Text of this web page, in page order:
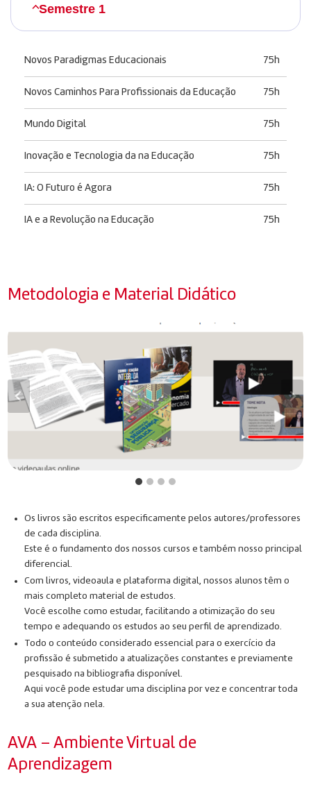
Semestre 1
Novos Paradigmas Educacionais 75h
Novos Caminhos Para Profissionais da Educação 75h
Mundo Digital 75h
Inovação e Tecnologia da na Educação 75h
IA: O Futuro é Agora 75h
IA e a Revolução na Educação 75h
Metodologia e Material Didático
Os livros são escritos especificamente pelos autores/professores
de cada disciplina.
Este é o fundamento dos nossos cursos e também nosso principal
diferencial.
Com livros, videoaula e plataforma digital, nossos alunos têm o
mais completo material de estudos.
Você escolhe como estudar, facilitando a otimização do seu
tempo e adequando os estudos ao seu perfil de aprendizado.
Todo o conteúdo considerado essencial para o exercício da
profissão é submetido a atualizações constantes e previamente
pesquisado na bibliografia disponível.
Aqui você pode estudar uma disciplina por vez e concentrar toda
a sua atenção nela.
AVA – Ambiente Virtual de
Aprendizagem